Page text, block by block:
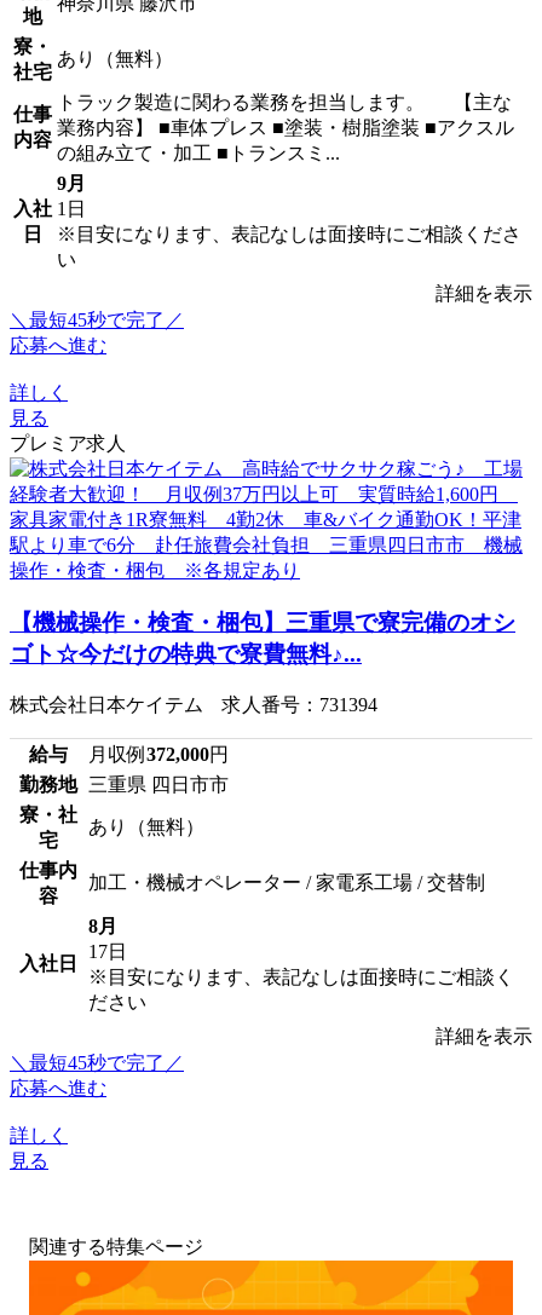
地
寮・
社宅
あり（無料）
仕事
内容
トラック製造に関わる業務を担当します。 【主な
業務内容】 ■車体プレス ■塗装・樹脂塗装 ■アクスル
の組み立て・加工 ■トランスミ...
入社
日
9月
1日
※目安になります、表記なしは面接時にご相談くださ
い
詳細を表示
＼最短45秒で完了／
応募へ進む
詳しく
見る
プレミア求人
【機械操作・検査・梱包】三重県で寮完備のオシ
ゴト☆今だけの特典で寮費無料♪...
株式会社日本ケイテム 求人番号：731394
給与 月収例 372,000円
勤務地 三重県 四日市市
寮・社
宅
あり（無料）
仕事内
容
加工・機械オペレーター / 家電系工場 / 交替制
入社日
8月
17日
※目安になります、表記なしは面接時にご相談く
ださい
詳細を表示
＼最短45秒で完了／
応募へ進む
詳しく
見る
関連する特集ページ